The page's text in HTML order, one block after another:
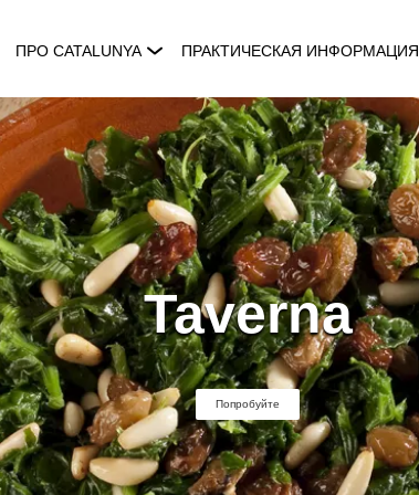
ПРО CATALUNYA ПРАКТИЧЕСКАЯ ИНФОРМАЦИЯ
Taverna
Попробуйте